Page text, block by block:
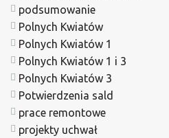
podsumowanie
Polnych Kwiatów
Polnych Kwiatów 1
Polnych Kwiatów 1 i 3
Polnych Kwiatów 3
Potwierdzenia sald
prace remontowe
projekty uchwał